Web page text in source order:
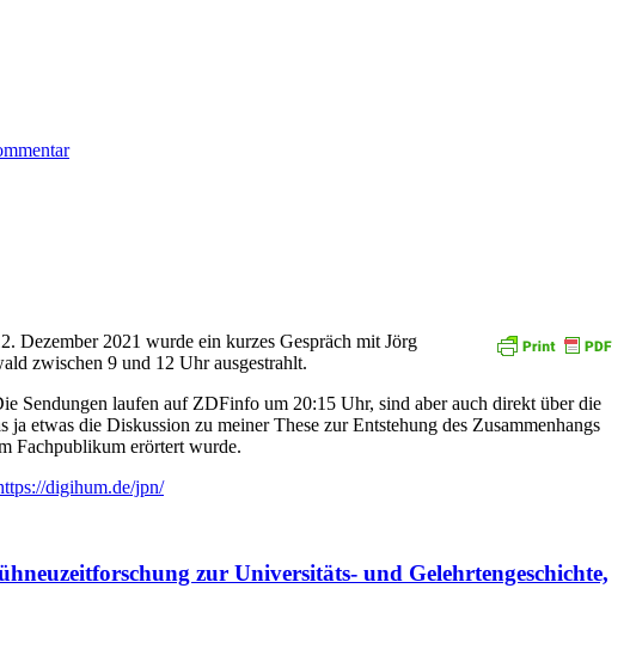
Dezember 2021 wurde ein kurzes Gespräch mit Jörg
zwischen 9 und 12 Uhr ausgestrahlt.
Sendungen laufen auf ZDFinfo um 20:15 Uhr, sind aber auch direkt über die
etwas die Diskussion zu meiner These zur Entstehung des Zusammenhangs
Fachpublikum erörtert wurde.
digihum.de/jpn/
zur Universitäts- und Gelehrtengeschichte,